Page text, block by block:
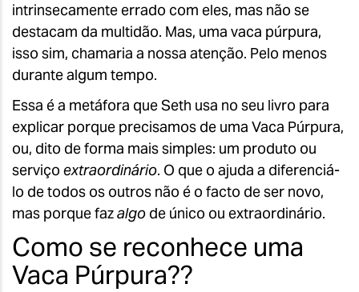
intrinsecamente errado com eles, mas não se
destacam da multidão. Mas, uma vaca púrpura,
isso sim, chamaria a nossa atenção. Pelo menos
durante algum tempo.
Essa é a metáfora que Seth usa no seu livro para
explicar porque precisamos de uma Vaca Púrpura,
ou, dito de forma mais simples: um produto ou
serviço extraordinário. O que o ajuda a diferenciá-
lo de todos os outros não é o facto de ser novo,
mas porque fazalgo de único ou extraordinário.
Como se reconhece uma
Vaca Púrpura??